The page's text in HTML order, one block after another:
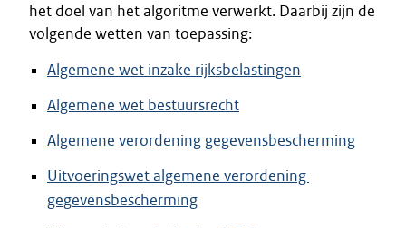
het doel van het algoritme verwerkt. Daarbij zijn de
volgende wetten van toepassing:
Algemene wet inzake rijksbelastingen
Algemene wet bestuursrecht
Algemene verordening gegevensbescherming
Uitvoeringswet algemene verordening
gegevensbescherming